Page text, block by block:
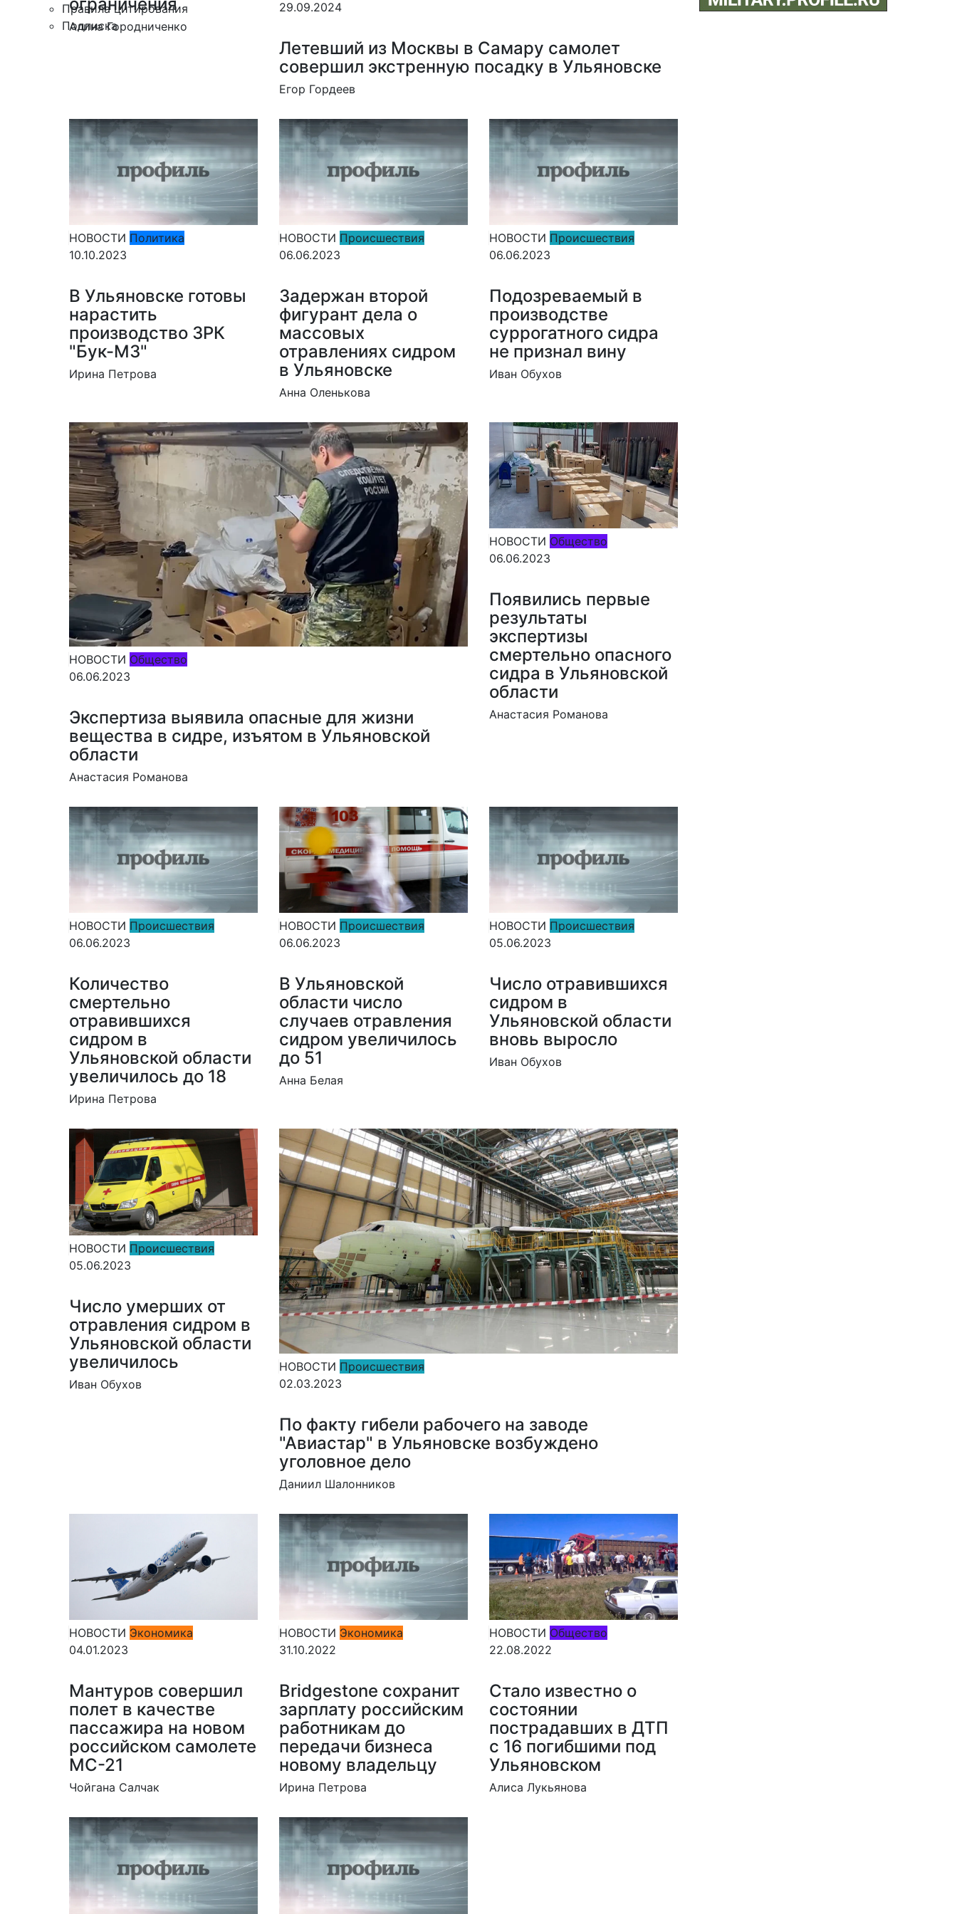
Правила цитирования
Подписка
Алина Городниченко
29.09.2024
Летевший из Москвы в Самару самолет
совершил экстренную посадку в Ульяновске
Егор Гордеев
НОВОСТИ Политика
10.10.2023
В Ульяновске готовы
нарастить
производство ЗРК
"Бук-М3"
Ирина Петрова
НОВОСТИ Происшествия
06.06.2023
Задержан второй
фигурант дела о
массовых
отравлениях сидром
в Ульяновске
Анна Оленькова
НОВОСТИ Происшествия
06.06.2023
Подозреваемый в
производстве
суррогатного сидра
не признал вину
Иван Обухов
НОВОСТИ Общество
06.06.2023
Экспертиза выявила опасные для жизни
вещества в сидре, изъятом в Ульяновской
области
Анастасия Романова
НОВОСТИ Общество
06.06.2023
Появились первые
результаты
экспертизы
смертельно опасного
сидра в Ульяновской
области
Анастасия Романова
НОВОСТИ Происшествия
06.06.2023
Количество
смертельно
отравившихся
сидром в
Ульяновской области
увеличилось до 18
Ирина Петрова
НОВОСТИ Происшествия
06.06.2023
В Ульяновской
области число
случаев отравления
сидром увеличилось
до 51
Анна Белая
НОВОСТИ Происшествия
05.06.2023
Число отравившихся
сидром в
Ульяновской области
вновь выросло
Иван Обухов
НОВОСТИ Происшествия
05.06.2023
Число умерших от
отравления сидром в
Ульяновской области
увеличилось
Иван Обухов
НОВОСТИ Происшествия
02.03.2023
По факту гибели рабочего на заводе
"Авиастар" в Ульяновске возбуждено
уголовное дело
Даниил Шалонников
НОВОСТИ Экономика
04.01.2023
Мантуров совершил
полет в качестве
пассажира на новом
российском самолете
МС-21
Чойгана Салчак
НОВОСТИ Экономика
31.10.2022
Bridgestone сохранит
зарплату российским
работникам до
передачи бизнеса
новому владельцу
Ирина Петрова
НОВОСТИ Общество
22.08.2022
Стало известно о
состоянии
пострадавших в ДТП
с 16 погибшими под
Ульяновском
Алиса Лукьянова